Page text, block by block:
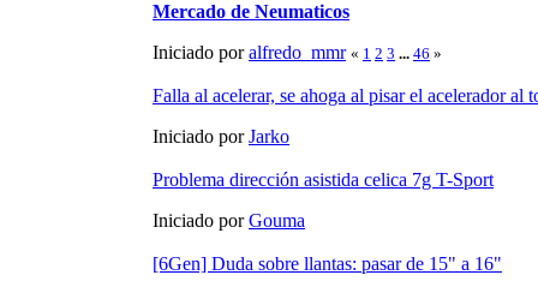
Mercado de Neumaticos
Iniciado poralfredo_mmr « 1 2 3 ... 46 »
Falla al acelerar, se ahoga al pisar el acelerador al
Iniciado porJarko
Problema dirección asistida celica 7g T-Sport
Iniciado porGouma
[6Gen] Duda sobre llantas: pasar de 15" a 16"